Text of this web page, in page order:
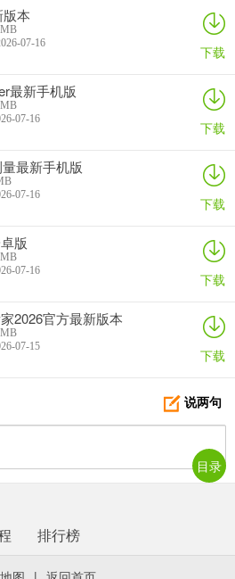
本
07-16 下载
最新手机版
07-16 下载
最新手机版
07-16 下载
版
07-16 下载
2026官方最新版本
07-15 下载
说两句
排行榜
目录